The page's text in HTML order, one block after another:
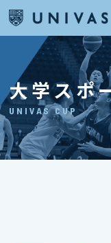
大学スポ
UNIVAS CUP